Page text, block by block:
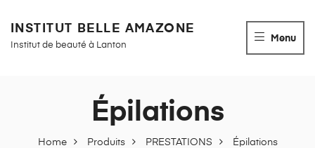
INSTITUT BELLE AMAZONE
Institut de beauté à Lanton
Menu
Home Produits PRESTATIONS Épilations
Épilations